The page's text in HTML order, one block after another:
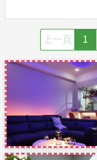
上一頁 1